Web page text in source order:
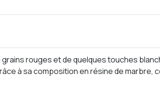
rouges et de quelques touches
à sa composition en résine de marbre,